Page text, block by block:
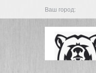
Ваш город: